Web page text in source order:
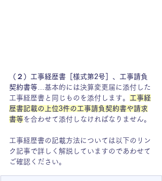
（２）工事経歴書［様式第2号］、工事請負
契約書等 …基本的には決算変更届に添付した
工事経歴書と同じものを添付します。 工事経
歴書記載の上位3件の工事請負契約書や請求
書等 を合わせて添付しなければなりません。
工事経歴書の記載方法については以下のリン
ク記事で詳しく解説していますのであわせて
ご確認ください。